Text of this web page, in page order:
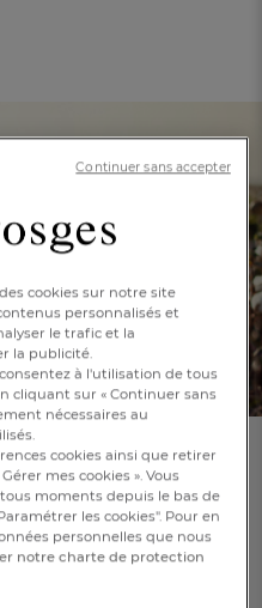
fabrication
et des découvertes,
cookies sur notre site
personnalisés et
le trafic et la
la publicité.
à l'utilisation de tous
cliquant sur « Continuer sans
nécessaires au
cookies ainsi que retirer
mes cookies ». Vous
moments depuis le bas de
les cookies". Pour en
personnelles que nous
notre charte de protection
Continuer sans accepter